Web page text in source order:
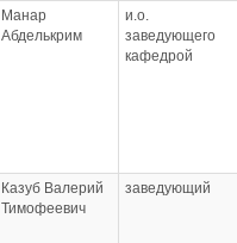
Манар
Абделькрим
и.о.
заведующего
кафедрой
Казуб Валерий
Тимофеевич
заведующий